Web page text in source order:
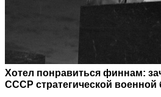
Хотел понравиться финнам:
СССР стратегической военной